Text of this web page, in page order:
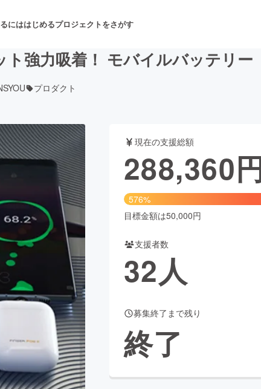
にははじめるプロジェクトをさがす
舞台・パフォーマンス
フード・飲食店 ファッ
ビューティー・ヘルスケア
Good
CAMPFIRE Creation
と納税
machi-yaコミュニティ
強力吸着！ モバイルバッテリー
プロダクト
現在の支援総額
288,360
576%
目標金額は50,000円
支援者数
32人
募集終了まで残り
終了